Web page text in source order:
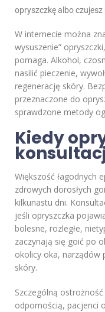
opryszczkę albo
W internecie można
wysuszenie”
pomaga. Alkohol,
nasilić pieczenie,
regenerację skóry.
przeznaczone do
sprawdzone metody
Kiedy
Większość łagodnych
zdrowych dorosłych
kilkunastu dni.
jeśli opryszczka
bolesne, rozległe,
zaczynają się goić po
okolicy oka, narządów
skóry.
Szczególną
odpornością, pacjenci